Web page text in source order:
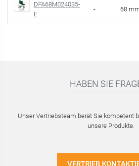
DFA68M024035-
E
- 68
HABEN SIE
Unser Vertriebsteam berät Sie kompetent
unsere Produkte.
VERTRIEB